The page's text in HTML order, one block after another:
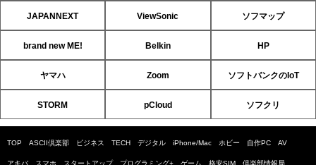
JAPANNEXT ViewSonic ソフマップ
brand new ME! Belkin HP
ヤマハ Zoom ソフトバンクのIoT
STORM pCloud ソフクリ
TOP ASCII倶楽部 ビジネス TECH デジタル iPhone/Mac ホビー 自作PC AV
アキバ スマホ スタートアップ プログラミング+ ゲーム 格安SIM 倶楽部情報局